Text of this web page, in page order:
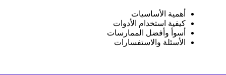
أهمية الأساسيات
كيفية استخدام الأدوات
أسوأ وأفضل الممارسات
الأسئلة والاستفسارات